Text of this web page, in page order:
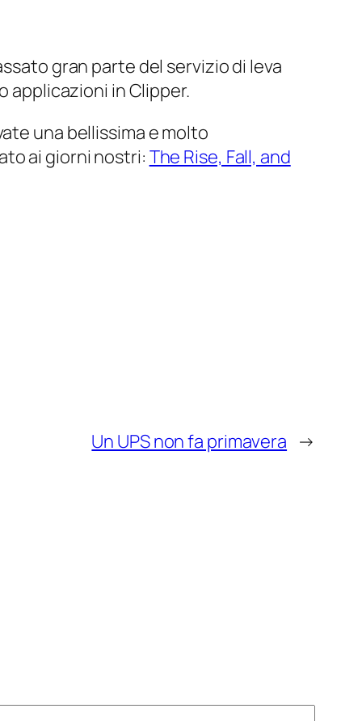
gran parte del servizio di leva
applicazioni in Clipper.
una bellissima e molto
ai giorni nostri: The Rise, Fall, and
Un UPS non fa primavera →